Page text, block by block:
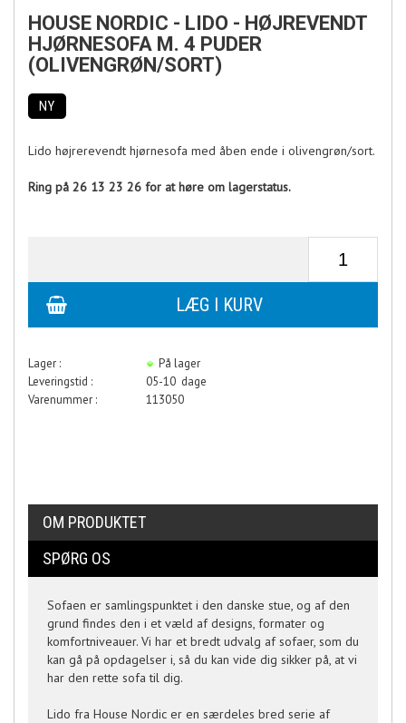
HOUSE NORDIC - LIDO - HØJREVENDT
HJØRNESOFA M. 4 PUDER
(OLIVENGRØN/SORT)
NY
Lido højrerevendt hjørnesofa med åben ende i olivengrøn/sort.
Ring på 26 13 23 26 for at høre om lagerstatus.
Lager :
På lager
Leveringstid :
05-10 dage
Varenummer :
113050
OM PRODUKTET
SPØRG OS
Sofaen er samlingspunktet i den danske stue, og af den
grund findes den i et væld af designs, formater og
komfortniveauer. Vi har et bredt udvalg af sofaer, som du
kan gå på opdagelser i, så du kan vide dig sikker på, at vi
har den rette sofa til dig.
Lido fra House Nordic er en særdeles bred serie af